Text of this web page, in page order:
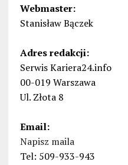
Webmaster:
Stanisław Bączek
Adres redakcji:
Serwis Kariera24.info
00-019 Warszawa
Ul. Złota 8
Email:
Napisz maila
Tel: 509-933-943